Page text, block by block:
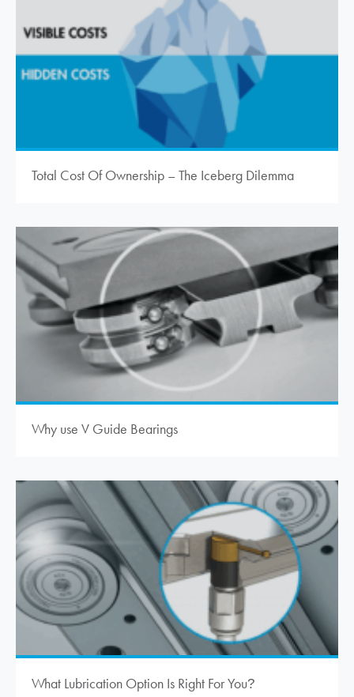
Total Cost Of Ownership – The Iceberg Dilemma
Why use V Guide Bearings
What Lubrication Option Is Right For You?